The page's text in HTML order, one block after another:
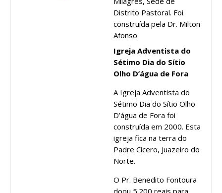
Distrito Pastoral. Foi
construída pela Dr. Milton
Afonso
Igreja Adventista do
Sétimo Dia do Sítio
Olho D’água de Fora
A Igreja Adventista do
Sétimo Dia do Sítio Olho
D’água de Fora foi
construída em 2000. Esta
igreja fica na terra do
Padre Cícero, Juazeiro do
Norte.
O Pr. Benedito Fontoura
doou 5.200 reais para